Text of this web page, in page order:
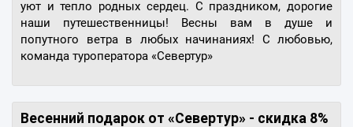
уют и тепло родных сердец. С праздником, дорогие
наши путешественницы! Весны вам в душе и
попутного ветра в любых начинаниях! С любовью,
команда туроператора «Севертур»
Весенний подарок от «Севертур» - скидка 8%